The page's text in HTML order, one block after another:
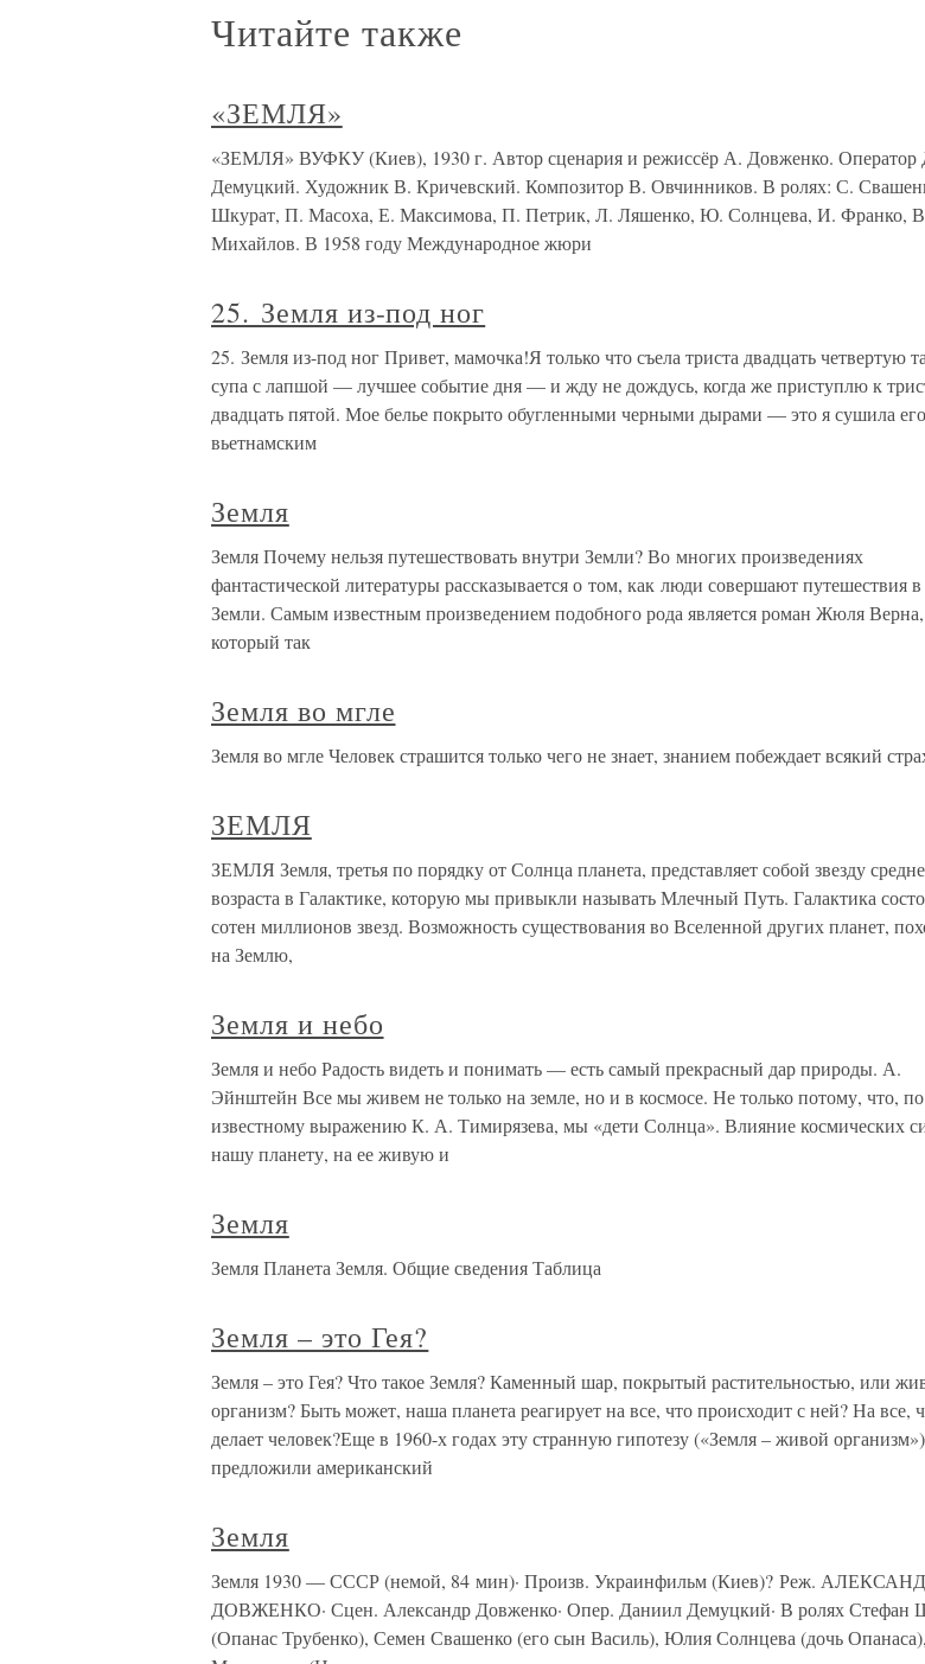
Читайте также
«ЗЕМЛЯ»
«ЗЕМЛЯ» ВУФКУ (Киев), 1930 г. Автор сценария и режиссёр А. Довженко. Оператор
Демуцкий. Художник В. Кричевский. Композитор В. Овчинников. В ролях: С.
Шкурат, П. Масоха, Е. Максимова, П. Петрик, Л. Ляшенко, Ю. Солнцева, И. Франко,
Михайлов. В 1958 году Международное жюри
25. Земля из-под ног
25. Земля из-под ног Привет, мамочка!Я только что съела триста двадцать четвертую
супа с лапшой — лучшее событие дня — и жду не дождусь, когда же приступлю к
двадцать пятой. Мое белье покрыто обугленными черными дырами — это я сушила его
вьетнамским
Земля
Земля Почему нельзя путешествовать внутри Земли? Во многих произведениях
фантастической литературы рассказывается о том, как люди совершают путешествия в
Земли. Самым известным произведением подобного рода является роман Жюля Верна,
который так
Земля во мгле
Земля во мгле Человек страшится только чего не знает, знанием побеждает всякий
ЗЕМЛЯ
ЗЕМЛЯ Земля, третья по порядку от Солнца планета, представляет собой звезду
возраста в Галактике, которую мы привыкли называть Млечный Путь. Галактика
сотен миллионов звезд. Возможность существования во Вселенной других планет,
на Землю,
Земля и небо
Земля и небо Радость видеть и понимать — есть самый прекрасный дар природы. А.
Эйнштейн Все мы живем не только на земле, но и в космосе. Не только потому, что, по
известному выражению К. А. Тимирязева, мы «дети Солнца». Влияние космических
нашу планету, на ее живую и
Земля
Земля Планета Земля. Общие сведения Таблица
Земля – это Гея?
Земля – это Гея? Что такое Земля? Каменный шар, покрытый растительностью, или
организм? Быть может, наша планета реагирует на все, что происходит с ней? На все,
делает человек?Еще в 1960-х годах эту странную гипотезу («Земля – живой организм»)
предложили американский
Земля
Земля 1930 — СССР (немой, 84 мин)· Произв. Украинфильм (Киев)? Реж.
ДОВЖЕНКО· Сцен. Александр Довженко· Опер. Даниил Демуцкий· В ролях Стефан
(Опанас Трубенко), Семен Свашенко (его сын Василь), Юлия Солнцева (дочь